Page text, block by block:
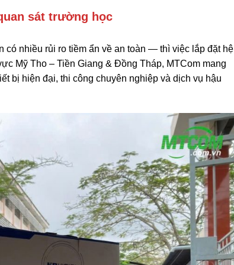
sát trường học
nhiều rủi ro tiềm ẩn về an toàn — thì việc lắp đặt hệ
Mỹ Tho – Tiền Giang & Đồng Tháp, MTCom mang
bị hiện đại, thi công chuyên nghiệp và dịch vụ hậu